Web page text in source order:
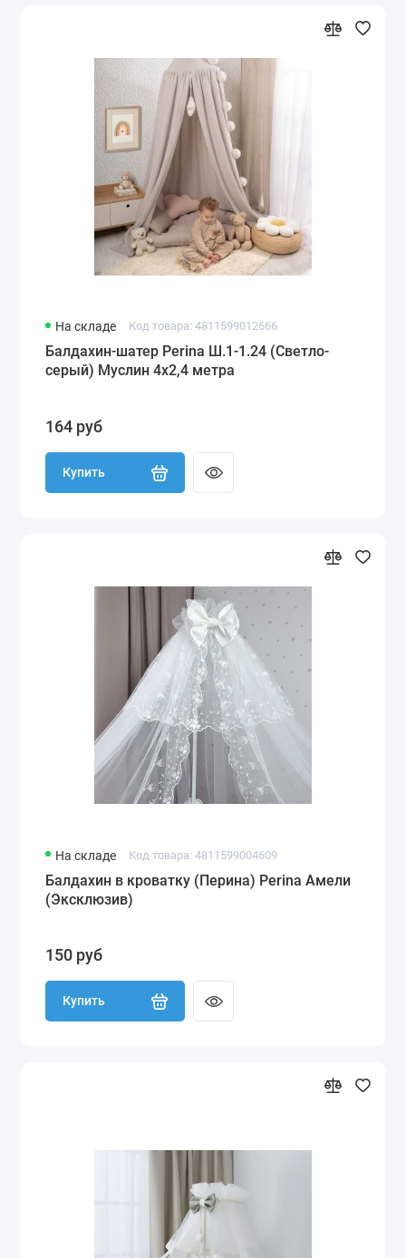
На складе Код товара: 4811599012666
Балдахин-шатер Perina Ш.1-1.24 (Светло-
серый) Муслин 4х2,4 метра
164 руб
Купить
На складе Код товара: 4811599004609
Балдахин в кроватку (Перина) Perina Амели
(Эксклюзив)
150 руб
Купить